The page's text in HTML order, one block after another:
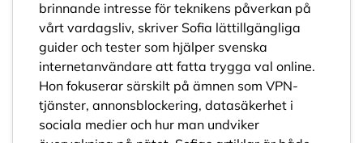
brinnande intresse för teknikens påverkan på
vårt vardagsliv, skriver Sofia lättillgängliga
guider och tester som hjälper svenska
internetanvändare att fatta trygga val online.
Hon fokuserar särskilt på ämnen som VPN-
tjänster, annonsblockering, datasäkerhet i
sociala medier och hur man undviker